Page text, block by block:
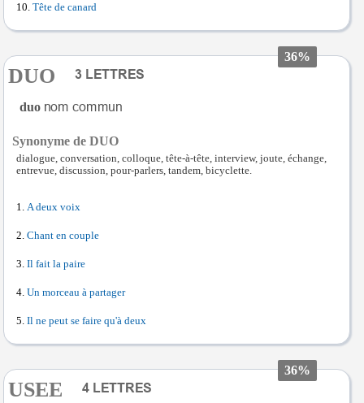
Tête de canard
36%
DUO
duo
Synonyme de DUO
dialogue, conversation, colloque, tête-à-tête, interview, joute, échange,
entrevue, discussion, pour-parlers, tandem, bicyclette.
A deux voix
Chant en couple
Il fait la paire
Un morceau à partager
Il ne peut se faire qu'à deux
36%
USEE